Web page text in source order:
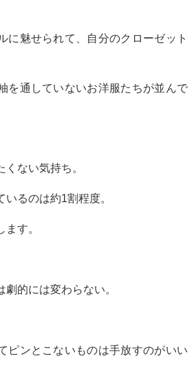
に魅せられて、自分のクローゼット
を通していないお洋服たちが並んで
ない気持ち。
るのは約1割程度。
す。
的には変わらない。
ピンとこないものは手放すのがいい